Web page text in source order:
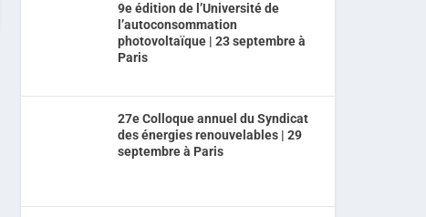
9e édition de l’Université de
l’autoconsommation
photovoltaïque | 23 septembre à
Paris
27e Colloque annuel du Syndicat
des énergies renouvelables | 29
septembre à Paris